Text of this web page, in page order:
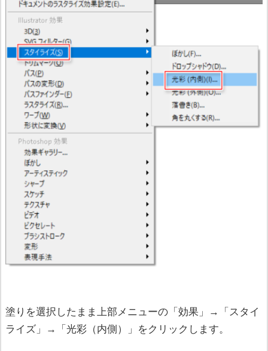
塗りを選択したまま上部メニューの「効果」→「スタイ
ライズ」→「光彩（内側）」をクリックします。